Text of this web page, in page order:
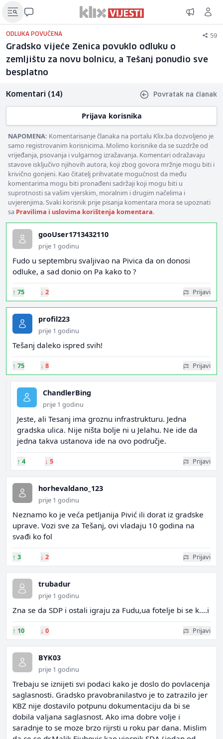
ODLUKA POVUČENA 59
Gradsko vijeće Zenica povuklo odluku o
zemljištu za novu bolnicu, a Tešanj ponudio sve
besplatno
Komentari (14) Povratak na članak
Prijava korisnika
NAPOMENA: Komentarisanje članaka na portalu Klix.ba dozvoljeno je
samo registrovanim korisnicima. Molimo korisnike da se suzdrže od
vrijeđanja, psovanja i vulgarnog izražavanja. Komentari odražavaju
stavove isključivo njihovih autora, koji zbog govora mržnje mogu biti i
krivično gonjeni. Kao čitatelj prihvatate mogućnost da među
komentarima mogu biti pronađeni sadržaji koji mogu biti u
suprotnosti sa vašim vjerskim, moralnim i drugim načelima i
uvjerenjima. Svaki korisnik prije pisanja komentara mora se upoznati
sa Pravilima i uslovima korištenja komentara.
gooUser1713432110
prije 1 godinu
Fudo u septembru svaljivao na Pivica da on donosi
odluke, a sad donio on Pa kako to ?
↑ 75 ↓ 2 Prijavi
profil223
prije 1 godinu
Tešanj daleko ispred svih!
↑ 75 ↓ 8 Prijavi
ChandlerBing
prije 1 godinu
Jeste, ali Tesanj ima groznu infrastrukturu. Jedna
gradska ulica. Nije ništa bolje ni u Jelahu. Ne ide da
jedna takva ustanova ide na ovo područje.
↑ 4 ↓ 5 Prijavi
horhevaldano_123
prije 1 godinu
Neznamo ko je veća petljanija Pivić ili dorat iz gradske
uprave. Vozi sve za Tešanj, ovi vladaju 10 godina na
svađi ko fol
↑ 3 ↓ 2 Prijavi
trubadur
prije 1 godinu
Zna se da SDP i ostali igraju za Fudu,ua fotelje bi se k....i
↑ 10 ↓ 0 Prijavi
BYK03
prije 1 godinu
Trebaju se iznijeti svi podaci kako je doslo do povlacenja
saglasnosti. Gradsko pravobranilastvo je to zatrazilo jer
KBZ nije dostavilo potpunu dokumentaciju da bi se
dobila valjana saglasnost. Ako ima dobre volje i
saradnje to se moze brzo rijrsti u roku par dana. Mislim